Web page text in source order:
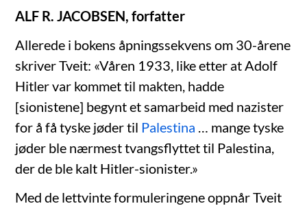
ALF R. JACOBSEN, forfatter
Allerede i bokens åpningssekvens om 30-årene
skriver Tveit: «Våren 1933, like etter at Adolf
Hitler var kommet til makten, hadde
[sionistene] begynt et samarbeid med nazister
for å få tyske jøder til Palestina … mange tyske
jøder ble nærmest tvangsflyttet til Palestina,
der de ble kalt Hitler-sionister.»
Med de lettvinte formuleringene oppnår Tveit